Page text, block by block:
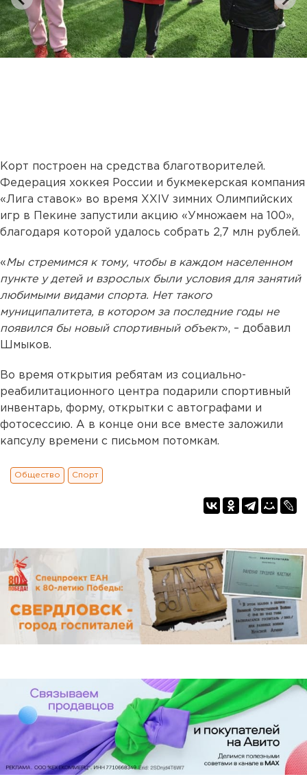
Корт построен на средства благотворителей.
Федерация хоккея России и букмекерская компания
«Лига ставок» во время XXIV зимних Олимпийских
игр в Пекине запустили акцию «Умножаем на 100»,
благодаря которой удалось собрать 2,7 млн рублей.
«Мы стремимся к тому, чтобы в каждом населенном
пункте у детей и взрослых были условия для занятий
любимыми видами спорта. Нет такого
муниципалитета, в котором за последние годы не
появился бы новый спортивный объект», – добавил
Шмыков.
Во время открытия ребятам из социально-
реабилитационного центра подарили спортивный
инвентарь, форму, открытки с автографами и
фотосессию. А в конце они все вместе заложили
капсулу времени с письмом потомкам.
Общество Спорт